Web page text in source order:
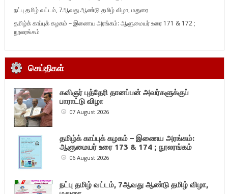
நட்பு தமிழ் வட்டம், 7ஆவது ஆண்டு தமிழ் விழா, மதுரை
தமிழ்க் காப்புக் கழகம் – இணைய அரங்கம்: ஆளுமையர் உரை 171 & 172 ;
நூலரங்கம்
செய்திகள்
கவிஞர் புத்தேரி தானப்பன் அவர்களுக்குப்
பாராட்டு விழா
07 August 2026
தமிழ்க் காப்புக் கழகம் – இணைய அரங்கம்:
ஆளுமையர் உரை 173 & 174 ; நூலரங்கம்
06 August 2026
நட்பு தமிழ் வட்டம், 7ஆவது ஆண்டு தமிழ் விழா,